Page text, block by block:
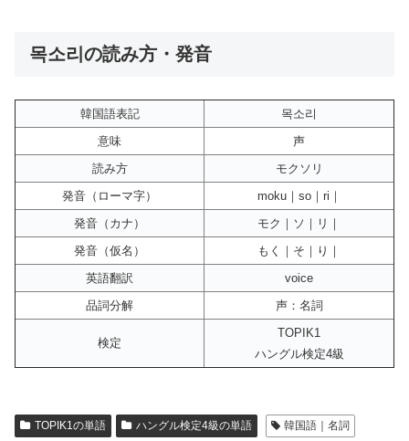
목소리の読み方・発音
韓国語表記
목소리
意味
声
読み方
モクソリ
発音（ローマ字）
moku｜so｜ri｜
発音（カナ）
モク｜ソ｜リ｜
発音（仮名）
もく｜そ｜り｜
英語翻訳
voice
品詞分解
声：名詞
検定
TOPIK1
ハングル検定4級
TOPIK1の単語 ハングル検定4級の単語 韓国語｜名詞